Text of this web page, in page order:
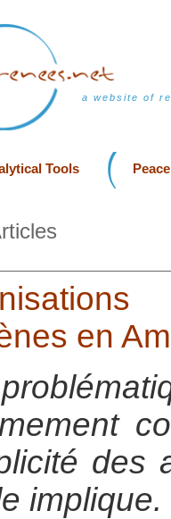
a website of
Tools
en
des
implique.